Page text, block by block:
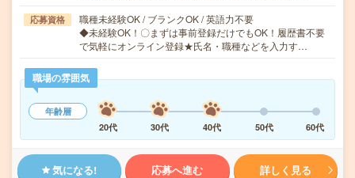
応募資格
職種未経験OK / ブランクOK / 英語力不要
◆未経験OK！〇まずは事前登録だけでもOK！履歴書不要
で気軽にオンライン登録★氏名・職種などを入力す…
職場の雰囲気
年齢層
20代
30代 40代 50代 60代
気になる! 応募へ進む 詳しく見る